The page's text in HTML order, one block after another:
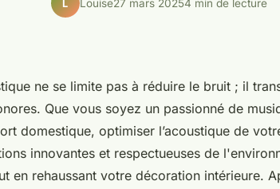
L Louise27 mars 20254 min de lecture
ne se limite pas à réduire le bruit ; il
Que vous soyez un passionné de
domestique, optimiser l’acoustique de
innovantes et respectueuses de
en rehaussant votre décoration intérieure.